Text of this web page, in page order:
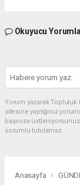
Okuyucu
Yorum yazarak Topluluk
sitesine yaptığınız
başınıza
sorumlu tutulamaz.
Anasayfa